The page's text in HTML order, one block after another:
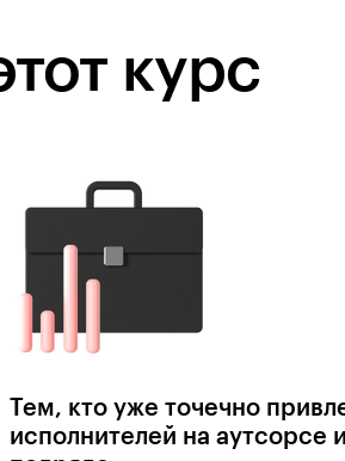
курс
Тем, кто уже точечно
исполнителей на аутсорсе и